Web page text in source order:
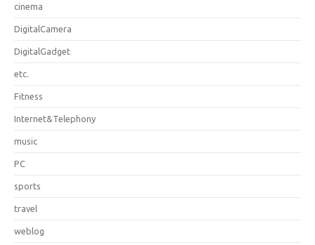
cinema
DigitalCamera
DigitalGadget
etc.
Fitness
Internet&Telephony
music
PC
sports
travel
weblog